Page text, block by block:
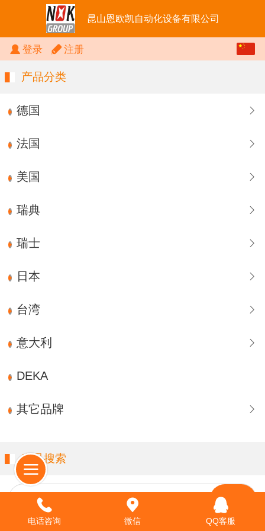
昆山恩欧凯自动化设备有限公司
登录 注册
产品分类
德国
法国
美国
瑞典
瑞士
日本
台湾
意大利
DEKA
其它品牌
产品搜索
请输入关键字…
电话咨询 微信 QQ客服